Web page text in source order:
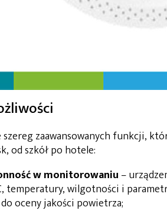
zaawansowanych funkcji,
od szkół po hotele:
w monitorowaniu –
temperatury, wilgotności i
oceny jakości powietrza;